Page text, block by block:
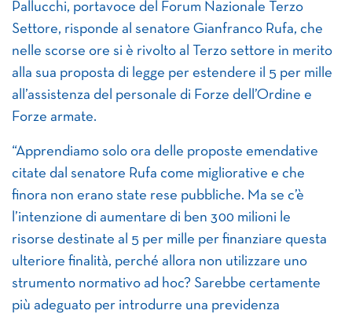
Pallucchi, portavoce del Forum Nazionale Terzo
Settore, risponde al senatore Gianfranco Rufa, che
nelle scorse ore si è rivolto al Terzo settore in merito
alla sua proposta di legge per estendere il 5 per mille
all’assistenza del personale di Forze dell’Ordine e
Forze armate.
“Apprendiamo solo ora delle proposte emendative
citate dal senatore Rufa come migliorative e che
finora non erano state rese pubbliche. Ma se c’è
l’intenzione di aumentare di ben 300 milioni le
risorse destinate al 5 per mille per finanziare questa
ulteriore finalità, perché allora non utilizzare uno
strumento normativo ad hoc? Sarebbe certamente
più adeguato per introdurre una previdenza